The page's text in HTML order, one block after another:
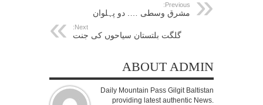
Previous:
مشرق وسطی …. دو پہلوان
Next:
گلگت بلتستان سیاحوں کی جنت
ABOUT ADMIN
Daily Mountain Pass Gilgit Baltistan
providing latest authentic News.